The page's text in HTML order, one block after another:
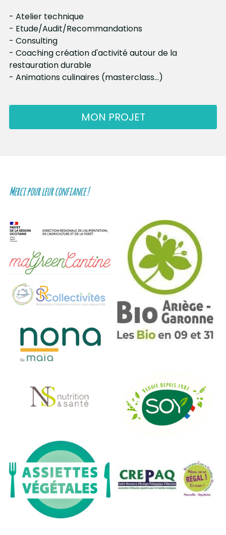
- Atelier technique
- Etude/Audit/Recommandations
- Consulting
- Coaching création d'activité autour de la
restauration durable
- Animations culinaires (masterclass...)
MON PROJET
Merci pour leur confiance !